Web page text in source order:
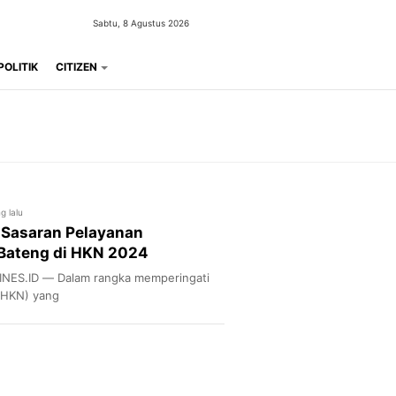
Sabtu, 8 Agustus 2026
CITIZEN
lalu
Pelayanan
di HKN 2024
— Dalam rangka memperingati
yang